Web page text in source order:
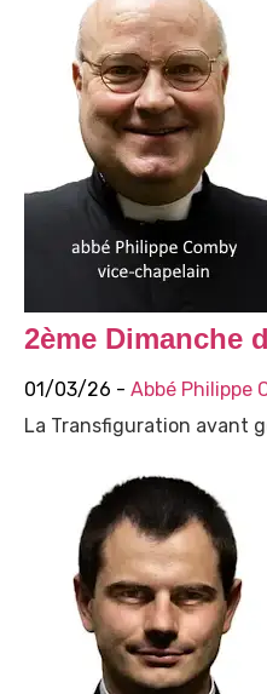
2ème Dimanche
01/03/26 - Abbé Philippe
La Transfiguration avant